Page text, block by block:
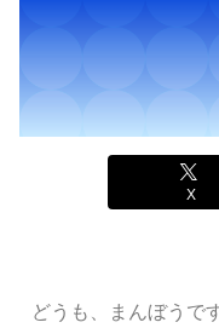
X
どうも、まんぼうです